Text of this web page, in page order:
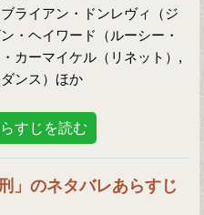
ライアン・ドンレヴィ（ジ
・ヘイワード（ルーシー・
カーマイケル（リネット）,
ンス）ほか
すじを読む
」のネタバレあらすじ